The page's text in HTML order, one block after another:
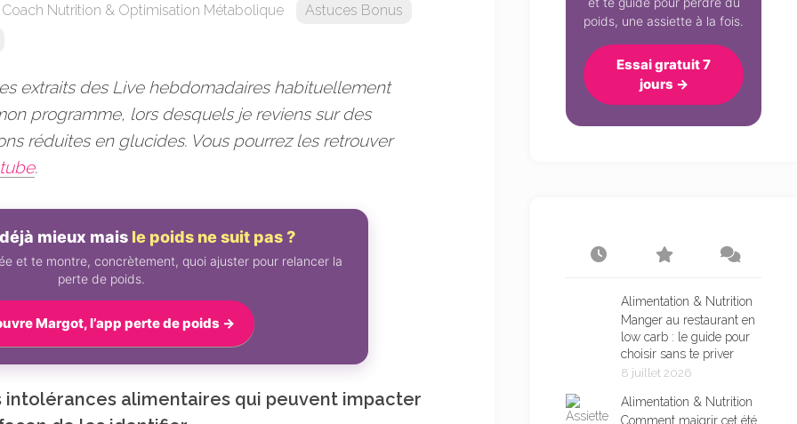
Coach Nutrition & Optimisation Métabolique
Astuces Bonus
extraits des Live hebdomadaires habituellement
programme, lors desquels je reviens sur des
réduites en glucides. Vous pourrez les retrouver
.
mieux mais le poids ne suit pas ?
et te montre, concrètement, quoi ajuster pour relancer la
perte de poids.
Margot, l’app perte de poids →
intolérances alimentaires qui peuvent impacter
poids, une assiette à la fois.
Essai gratuit 7
jours →
Alimentation & Nutrition
Manger au restaurant en
low carb : le guide pour
choisir sans te priver
8 juillet 2026
Alimentation & Nutrition
Comment maigrir cet été